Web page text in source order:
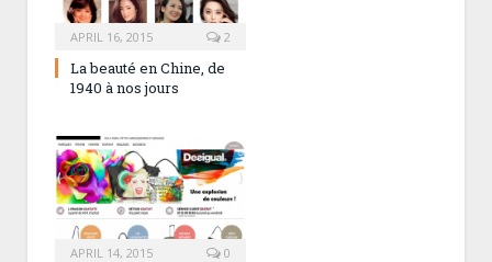
APRIL 16, 2015 2
La beauté en Chine, de
1940 à nos jours
APRIL 14, 2015 0